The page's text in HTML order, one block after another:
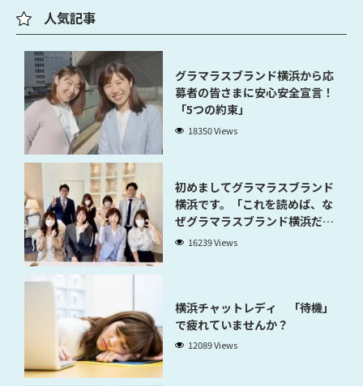
人気記事
グラマラスブランド横浜から応
募者の皆さまに安心安全宣言！
「5つの約束」
18350 Views
初めましてグラマラスブランド
横浜です。「これを読めば、な
ぜグラマラスブランド横浜だと
稼げるのかが分かります」
16239 Views
横浜チャットレディ 「待機」
で疲れていませんか？
12089 Views